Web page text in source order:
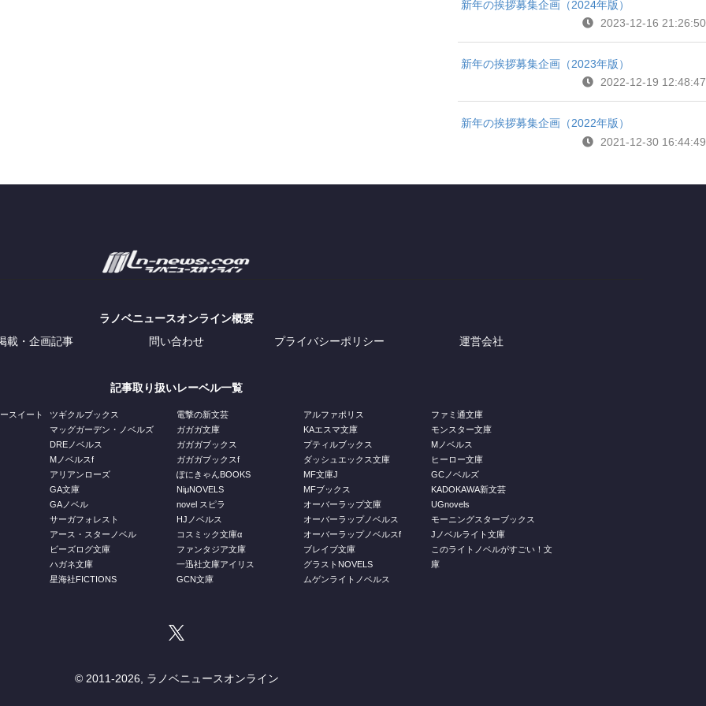
新年の挨拶募集企画（2024年版）
2023-12-16 21:26:50
新年の挨拶募集企画（2023年版）
2022-12-19 12:48:47
新年の挨拶募集企画（2022年版）
2021-12-30 16:44:49
ラノベニュースオンライン概要
載・企画記事 問い合わせ プライバシーポリシー 運営会社
記事取り扱いレーベル一覧
スイート
ツギクルブックス
マッグガーデン・ノベルズ
DREノベルス
Mノベルスf
アリアンローズ
GA文庫
GAノベル
サーガフォレスト
アース・スターノベル
ビーズログ文庫
ハガネ文庫
星海社FICTIONS
電撃の新文芸
ガガガ文庫
ガガガブックス
ガガガブックスf
ぽにきゃんBOOKS
NiμNOVELS
novel スピラ
HJノベルス
コスミック文庫α
ファンタジア文庫
一迅社文庫アイリス
GCN文庫
アルファポリス
KAエスマ文庫
プティルブックス
ダッシュエックス文庫
MF文庫J
MFブックス
オーバーラップ文庫
オーバーラップノベルス
オーバーラップノベルスf
ブレイブ文庫
グラストNOVELS
ムゲンライトノベルス
ファミ通文庫
モンスター文庫
Mノベルス
ヒーロー文庫
GCノベルズ
KADOKAWA新文芸
UGnovels
モーニングスターブックス
Jノベルライト文庫
このライトノベルがすごい！文
庫
© 2011-2026, ラノベニュースオンライン